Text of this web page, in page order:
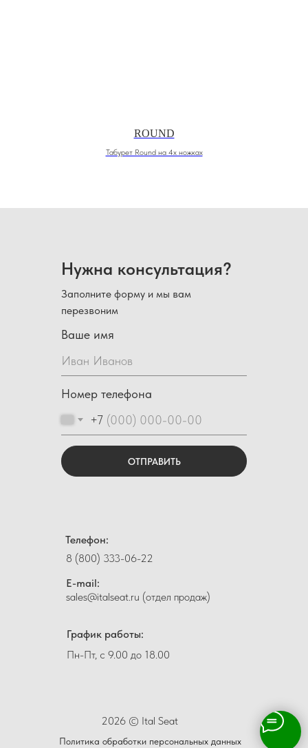
ROUND
Табурет Round на 4х ножках
Ваше имя
Номер телефона
+7
ОТПРАВИТЬ
Нужна консультация?
Заполните форму и мы вам
перезвоним
2026 © Ital Seat
Политика обработки персональных данных
Телефон:
8 (800) 333-06-22
График работы:
Пн-Пт, с 9.00 до 18.00
sales@italseat.ru (отдел продаж)
E-mail: